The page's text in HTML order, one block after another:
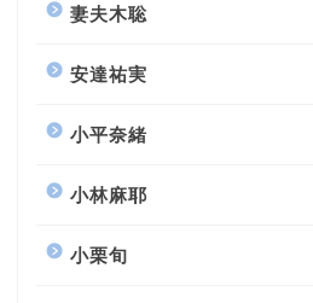
妻夫木聡
安達祐実
小平奈緒
小林麻耶
小栗旬